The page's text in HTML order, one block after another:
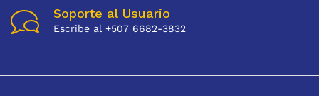
Soporte al Usuario
Escribe al +507 6682-3832